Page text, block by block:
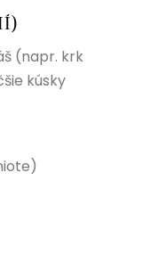
(napr. krk
kúsky